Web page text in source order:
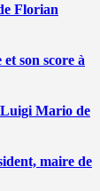
Florian
son score à
Mario de
maire de